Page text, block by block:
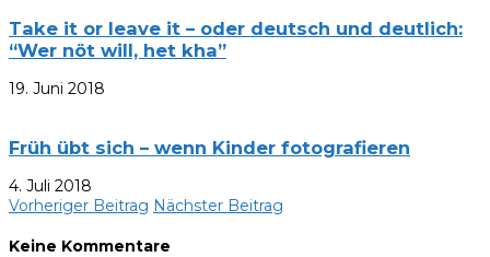
Take it or leave it – oder deutsch und deutlich:
“Wer nöt will, het kha”
19. Juni 2018
Früh übt sich – wenn Kinder fotografieren
4. Juli 2018
Vorheriger Beitrag Nächster Beitrag
Keine Kommentare